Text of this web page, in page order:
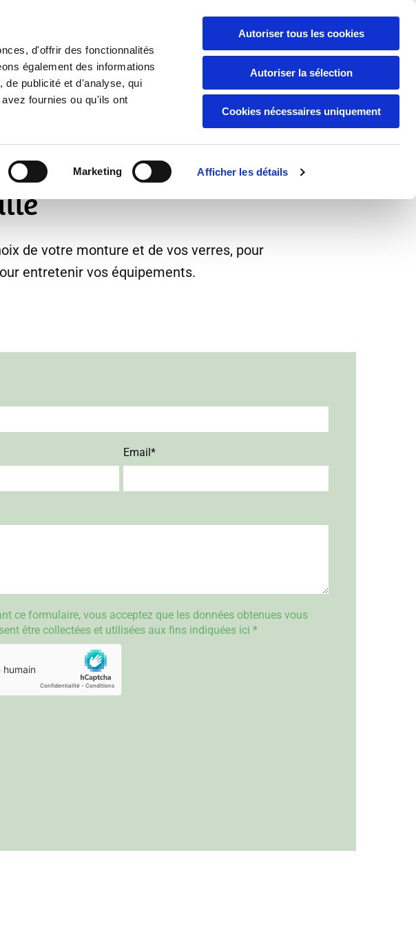
d'offrir des fonctionnalités
également des informations
de publicité et d'analyse, qui
fournies ou qu'ils ont
Marketing Afficher les détails
Autoriser tous les cookies
Autoriser la sélection
Cookies nécessaires uniquement
Appelez-nous :03 26 97 54 17
Nos services Les garanties Nos marques Contact
votre opticienne à
de votre monture et de vos verres, pour
entretenir vos équipements.
Email*
ce formulaire, vous acceptez que les données obtenues vous
être collectées et utilisées aux fins indiquées ici *